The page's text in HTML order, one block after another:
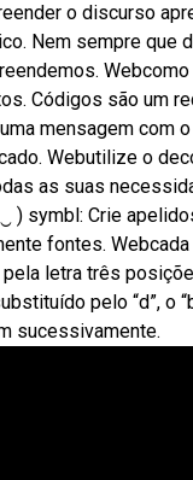
o discurso
Nem sempre que
Códigos são um
mensagem com
Webutilize o
as suas
) symbl: Crie
fontes.
letra três
pelo “d”, o
sucessivamente.